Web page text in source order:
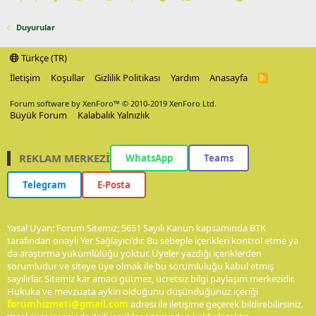
Duyurular
Türkçe (TR)
İletişim
Koşullar Gizlilik Politikası Yardım Anasayfa
R
Forum software by XenForo™ © 2010-2019 XenForo Ltd.
Büyük Forum Kalabalık Yalnızlık
REKLAM MERKEZİ WhatsApp Teams
Telegram E-Posta
Yasal Uyarı: Forum Sitemiz; 5651 Sayılı Kanun kapsamında BTK
tarafından onaylı Yer Sağlayıcı'dır. Bu sebeple içerikleri kontrol etme ya
da araştırma yükümlülüğü yoktur. Üyeler yazdığı içeriklerden
sorumludur ve siteye üye olmak ile bu sorumluluğu kabul etmiş
sayılırlar. Sitemiz kar amacı gütmez, ücretsiz bilgi paylaşım merkezidir.
Hukuka ve mevzuata aykırı olduğunu düşündüğünüz içeriği
forumhizmeti@gmail.com adresi ile iletişime geçerek bildirebilirsiniz.